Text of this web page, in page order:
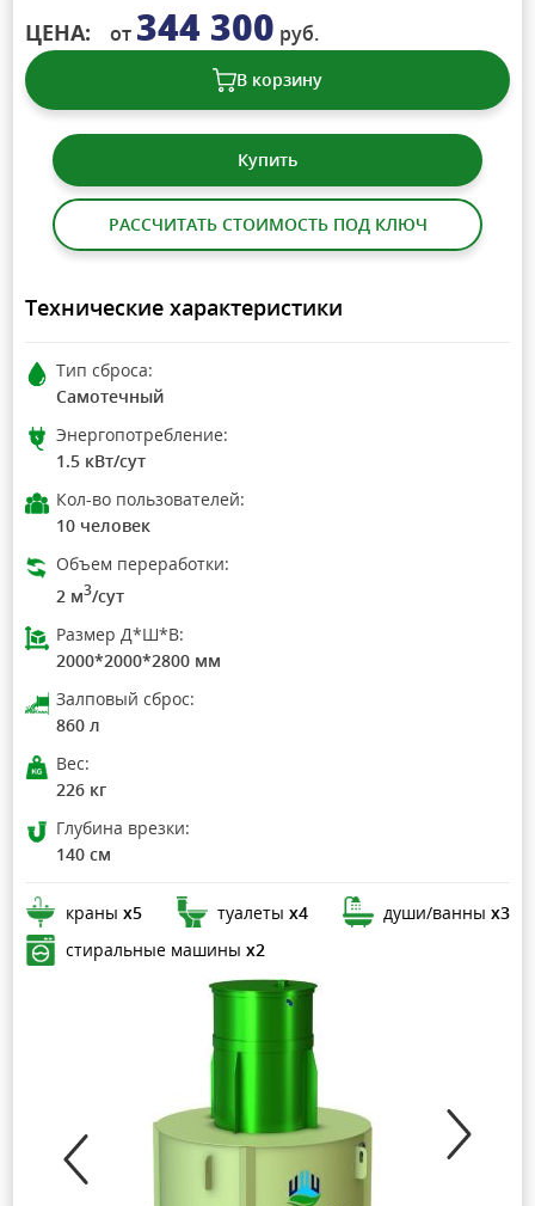
ЦЕНА: от 344 300 руб.
В корзину
Купить
РАССЧИТАТЬ СТОИМОСТЬ ПОД КЛЮЧ
Технические характеристики
Тип сброса:
Самотечный
Энергопотребление:
1.5 кВт/сут
Кол-во пользователей:
10 человек
Объем переработки:
2 м3/сут
Размер Д*Ш*В:
2000*2000*2800 мм
Залповый сброс:
860 л
Вес:
226 кг
Глубина врезки:
140 см
краны х5 туалеты х4 души/ванны х3
стиральные машины х2